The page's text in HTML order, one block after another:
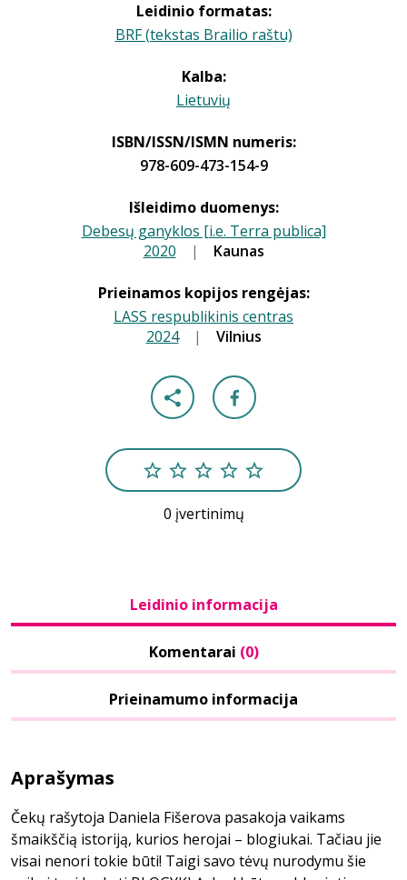
Leidinio formatas:
BRF (tekstas Brailio raštu)
Kalba:
Lietuvių
ISBN/ISSN/ISMN numeris:
978-609-473-154-9
Išleidimo duomenys:
Debesų ganyklos [i.e. Terra publica]
2020 | Kaunas
Prieinamos kopijos rengėjas:
LASS respublikinis centras
2024 | Vilnius
0 įvertinimų
Leidinio informacija
Komentarai (0)
Prieinamumo informacija
Aprašymas
Čekų rašytoja Daniela Fišerova pasakoja vaikams
šmaikščią istoriją, kurios herojai – blogiukai. Tačiau jie
visai nenori tokie būti! Taigi savo tėvų nurodymu šie